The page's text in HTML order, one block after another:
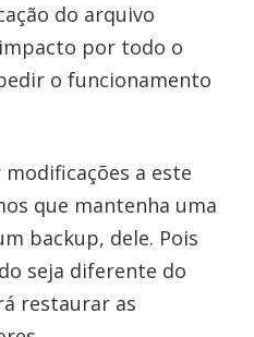
do arquivo
por todo o
o funcionamento
a este
que mantenha uma
backup, dele. Pois
seja diferente do
restaurar as